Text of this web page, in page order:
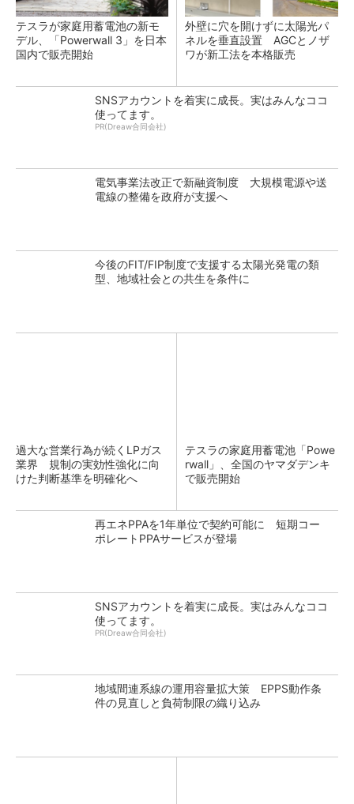
テスラが家庭用蓄電池の新モ
デル、「Powerwall 3」を日本
国内で販売開始
外壁に穴を開けずに太陽光パ
ネルを垂直設置 AGCとノザ
ワが新工法を本格販売
SNSアカウントを着実に成長。実はみんなココ
使ってます。
PR(Dreaw合同会社)
電気事業法改正で新融資制度 大規模電源や送
電線の整備を政府が支援へ
今後のFIT/FIP制度で支援する太陽光発電の類
型、地域社会との共生を条件に
過大な営業行為が続くLPガス
業界 規制の実効性強化に向
けた判断基準を明確化へ
テスラの家庭用蓄電池「Powe
rwall」、全国のヤマダデンキ
で販売開始
再エネPPAを1年単位で契約可能に 短期コー
ポレートPPAサービスが登場
SNSアカウントを着実に成長。実はみんなココ
使ってます。
PR(Dreaw合同会社)
地域間連系線の運用容量拡大策 EPPS動作条
件の見直しと負荷制限の織り込み